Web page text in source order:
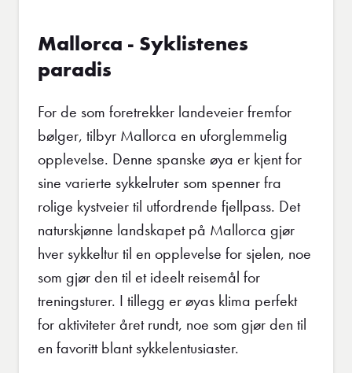
Mallorca - Syklistenes
paradis
For de som foretrekker landeveier fremfor
bølger, tilbyr Mallorca en uforglemmelig
opplevelse. Denne spanske øya er kjent for
sine varierte sykkelruter som spenner fra
rolige kystveier til utfordrende fjellpass. Det
naturskjønne landskapet på Mallorca gjør
hver sykkeltur til en opplevelse for sjelen, noe
som gjør den til et ideelt reisemål for
treningsturer. I tillegg er øyas klima perfekt
for aktiviteter året rundt, noe som gjør den til
en favoritt blant sykkelentusiaster.